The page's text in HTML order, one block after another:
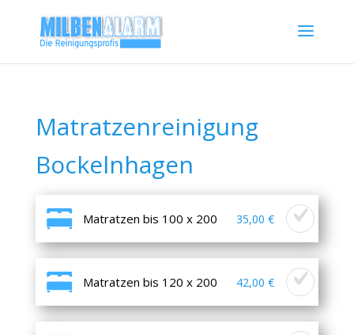
Matratzenreinigung
Bockelnhagen
Matratzen bis 100 x 200 35,00 €
Matratzen bis 120 x 200 42,00 €